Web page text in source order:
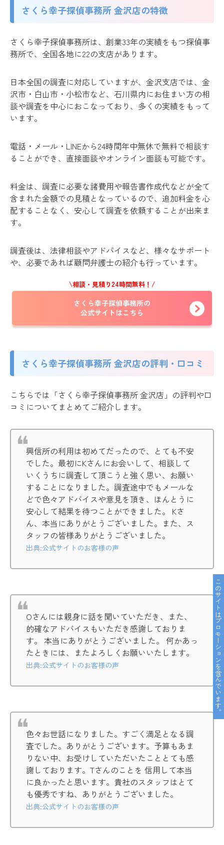
さくら幸子探偵事務所 金沢店の特徴
さくら幸子探偵事務所は、創業33年の実績をもつ探偵事
務所で、全国各地に22の支店があります。
日本全国の調査に対応していますが、金沢支店では、金
沢市・白山市・小松市など、石川県内にお住まい方の相
談や調査を中心におこなっており、多くの実績をもって
います。
電話・メール・LINEから24時間年中無休で無料で相談す
ることができ、直接面談やオンライン面談も可能です。
料金は、調査に必要な諸費用や報告書作成代などが全て
含まれた金額での見積となっているので、追加料金を心
配することなく、安心して調査を依頼することが出来ま
す。
調査後は、法律相談やアドパイスなど、様々なサポート
や、必要であれば顧問弁護士の紹介も行っています。
\相談・見積り24時間無料！/
さくら幸子探偵事務所の
公式サイトはこちら
さくら幸子探偵事務所 金沢店の評判・口コミ
こちらでは「さくら幸子探偵事務所 金沢店」の評判や口
コミについてまとめてご紹介します。
興信所の利用は初めてだったので、とても不安
でした。最初にKさんにお会いして、相談して
いくうちに調査して頂こうと強く思い、お願い
することになりました。調査途中でもメールな
どで色々アドバイスや意見を頂き、ほんとうに
安心して結果を待つことができました。 Kさ
ん、本当にありがとうございました。また、ス
タッフの皆様ありがとうございました。
出典:公式サイトのお客様の声
Oさんには親身に話を聞いていただき、また、
的確なアドバイスもいただき感謝しておりま
す。 本当にありがとうございました。 何かあっ
たときには、またよろしくお願いいたします。
出典:公式サイトのお客様の声
色々お世話になりました。すごく満足となる調
査でした。ありがとうございます。予算もあま
りない中、お受けしていただいたこととても感
謝しております。Tさんのことを 信用して本当
に良かったと思います。貴社のスタッフはとて
も優秀ですね、ありがとうございました。
出典:公式サイトのお客様の声
このサイトはプロモーションを含んでいます。